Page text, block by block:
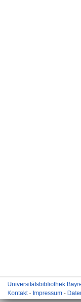
Universitätsbibliothek
Kontakt- Impressum -